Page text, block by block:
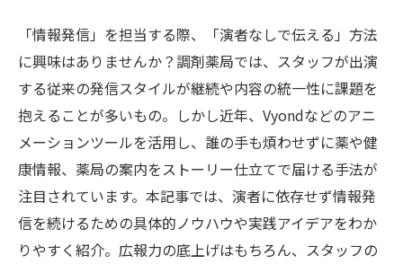
「情報発信」を担当する際、「演者なしで伝える」方法
に興味はありませんか？調剤薬局では、スタッフが出演
する従来の発信スタイルが継続や内容の統一性に課題を
抱えることが多いもの。しかし近年、Vyondなどのアニ
メーションツールを活用し、誰の手も煩わせずに薬や健
康情報、薬局の案内をストーリー仕立てで届ける手法が
注目されています。本記事では、演者に依存せず情報発
信を続けるための具体的ノウハウや実践アイデアをわか
りやすく紹介。広報力の底上げはもちろん、スタッフの